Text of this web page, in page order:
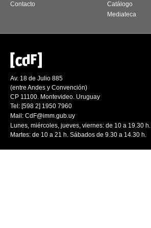
Contacto
Catálogo
Mediateca
Av. 18 de Julio 885
(entre Andes y Convención)
CP 11100. Montevideo. Uruguay
Tel: [598 2] 1950 7960
Mail: CdF@imm.gub.uy
Lunes, miércoles, jueves, viernes: de 10 a 19.30 h.
Martes: de 10 a 21 h. Sábados de 9.30 a 14.30 h.